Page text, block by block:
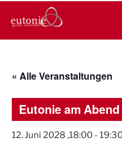
Inhalt
EUTONIE.DE
Lebensbalance durch
« Alle Veranstaltungen
Eutonie am
12. Juni 2028 ,18:00 -